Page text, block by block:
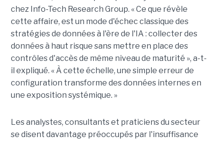
chez Info-Tech Research Group. « Ce que révèle
cette affaire, est un mode d'échec classique des
stratégies de données à l'ère de l'IA : collecter des
données à haut risque sans mettre en place des
contrôles d'accès de même niveau de maturité », a-t-
il expliqué. « À cette échelle, une simple erreur de
configuration transforme des données internes en
une exposition systémique. »
Les analystes, consultants et praticiens du secteur
se disent davantage préoccupés par l'insuffisance